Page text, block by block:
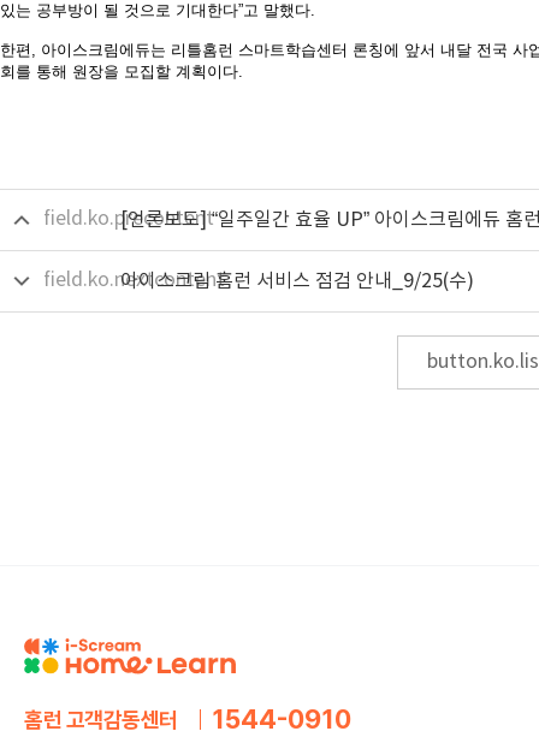
있는 공부방이 될 것으로 기대한다”고 말했다.
한편 , 아이스크림에듀는 리틀홈런 스마트학습센터 론칭에 앞서 내달 전국 사
회를 통해 원장을 모집할 계획이다.
field.ko.precontent
field.ko.nextcontent
아이스크림 홈런 서비스 점검 안내_9/25(수)
홈런 고객감동센터 1544-0910